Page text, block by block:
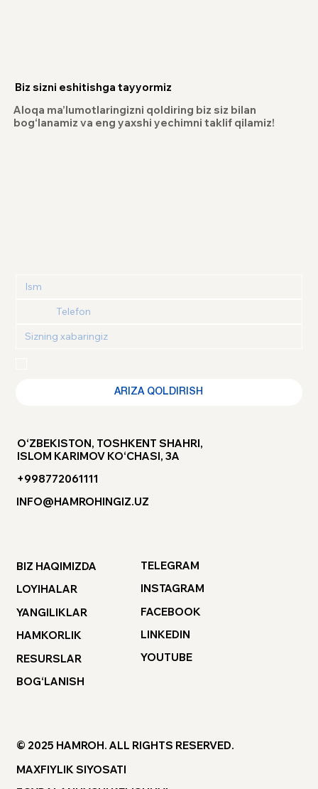
ARIZA QOLDIRISH
Biz sizni eshitishga tayyormiz
Aloqa ma’lumotlaringizni qoldiring biz siz bilan
bog‘lanamiz va eng yaxshi yechimni taklif qilamiz!
O‘ZBEKISTON, TOSHKENT SHAHRI,
ISLOM KARIMOV KO‘CHASI, 3A
+998772061111
INFO@HAMROHINGIZ.UZ
BIZ HAQIMIZDA
LOYIHALAR
YANGILIKLAR
HAMKORLIK
RESURSLAR
BOG‘LANISH
TELEGRAM
INSTAGRAM
FACEBOOK
LINKEDIN
YOUTUBE
© 2025 HAMROH. ALL RIGHTS RESERVED.
MAXFIYLIK SIYOSATI